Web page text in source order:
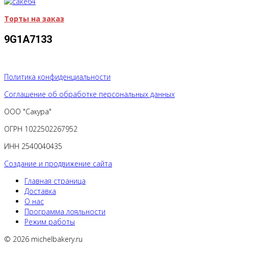
Торты на заказ
9G1A7133
Политика конфиденциальности
Соглашение об обработке персональных данных
ООО "Сакура"
ОГРН 1022502267952
ИНН 2540040435
Создание и продвижение сайта
Главная страница
Доставка
О нас
Программа лояльности
Режим работы
© 2026 michelbakery.ru